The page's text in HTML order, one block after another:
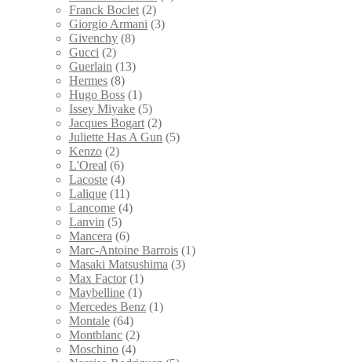
Franck Boclet (2)
Giorgio Armani (3)
Givenchy (8)
Gucci (2)
Guerlain (13)
Hermes (8)
Hugo Boss (1)
Issey Miyake (5)
Jacques Bogart (2)
Juliette Has A Gun (5)
Kenzo (2)
L'Oreal (6)
Lacoste (4)
Lalique (11)
Lancome (4)
Lanvin (5)
Mancera (6)
Marc-Antoine Barrois (1)
Masaki Matsushima (3)
Max Factor (1)
Maybelline (1)
Mercedes Benz (1)
Montale (64)
Montblanc (2)
Moschino (4)